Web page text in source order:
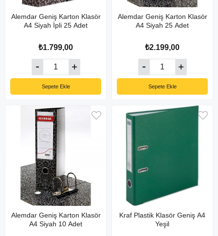
Alemdar Geniş Karton Klasör
A4 Siyah İpli 25 Adet
₺1.799,00
Sepete Ekle
Alemdar Geniş Karton Klasör
A4 Siyah 25 Adet
₺2.199,00
Sepete Ekle
Alemdar Geniş Karton Klasör
A4 Siyah 10 Adet
Kraf Plastik Klasör Geniş A4
Yeşil